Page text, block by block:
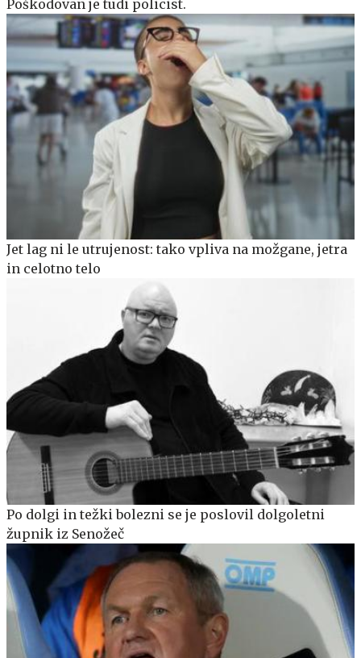
Poškodovan je tudi policist.
Jet lag ni le utrujenost: tako vpliva na možgane, jetra
in celotno telo
Po dolgi in težki bolezni se je poslovil dolgoletni
župnik iz Senožeč